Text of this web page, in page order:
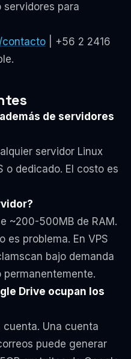
servidores para
contacto | +56 2 2416
de servidores
servidor Linux
o dedicado. El costo es
~200-500MB de RAM.
es problema. En VPS
bajo demanda
Drive ocupan los
cuenta. Una cuenta
puede generar